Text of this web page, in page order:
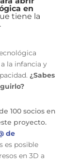
en
tiene la
la infancia y
¿Sabes
100 socios en
proyecto.
de
es posible
en 3D a